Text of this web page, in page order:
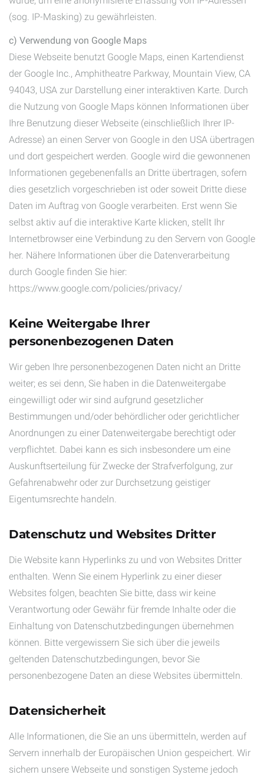
(sog. IP-Masking) zu gewährleisten.
c) Verwendung von Google Maps
Diese Webseite benutzt Google Maps, einen Kartendienst
der Google Inc., Amphitheatre Parkway, Mountain View, CA
94043, USA zur Darstellung einer interaktiven Karte. Durch
die Nutzung von Google Maps können Informationen über
Ihre Benutzung dieser Webseite (einschließlich Ihrer IP-
Adresse) an einen Server von Google in den USA übertragen
und dort gespeichert werden. Google wird die gewonnenen
Informationen gegebenenfalls an Dritte übertragen, sofern
dies gesetzlich vorgeschrieben ist oder soweit Dritte diese
Daten im Auftrag von Google verarbeiten. Erst wenn Sie
selbst aktiv auf die interaktive Karte klicken, stellt Ihr
Internetbrowser eine Verbindung zu den Servern von Google
her. Nähere Informationen über die Datenverarbeitung
durch Google finden Sie hier:
https://www.google.com/policies/privacy/
Keine Weitergabe Ihrer
personenbezogenen Daten
Wir geben Ihre personenbezogenen Daten nicht an Dritte
weiter; es sei denn, Sie haben in die Datenweitergabe
eingewilligt oder wir sind aufgrund gesetzlicher
Bestimmungen und/oder behördlicher oder gerichtlicher
Anordnungen zu einer Datenweitergabe berechtigt oder
verpflichtet. Dabei kann es sich insbesondere um eine
Auskunftserteilung für Zwecke der Strafverfolgung, zur
Gefahrenabwehr oder zur Durchsetzung geistiger
Eigentumsrechte handeln.
Datenschutz und Websites Dritter
Die Website kann Hyperlinks zu und von Websites Dritter
enthalten. Wenn Sie einem Hyperlink zu einer dieser
Websites folgen, beachten Sie bitte, dass wir keine
Verantwortung oder Gewähr für fremde Inhalte oder die
Einhaltung von Datenschutzbedingungen übernehmen
können. Bitte vergewissern Sie sich über die jeweils
geltenden Datenschutzbedingungen, bevor Sie
personenbezogene Daten an diese Websites übermitteln.
Datensicherheit
Alle Informationen, die Sie an uns übermitteln, werden auf
Servern innerhalb der Europäischen Union gespeichert. Wir
sichern unsere Webseite und sonstigen Systeme jedoch